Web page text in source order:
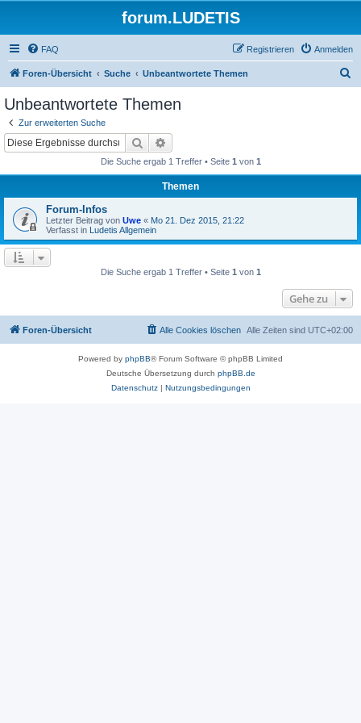
forum.LUDETIS
FAQ Anmelden
Registrieren
Foren-Übersicht Suche Unbeantwortete Themen
Unbeantwortete Themen
Zur erweiterten Suche
Suche
Die Suche ergab 1 Treffer • Seite 1 von 1
Themen
Forum-Infos
Letzter Beitrag von Uwe « Mo 21. Dez 2015, 21:22
Verfasst in Ludetis Allgemein
Die Suche ergab 1 Treffer • Seite 1 von 1
Gehe zu
Foren-Übersicht Alle Zeiten sind UTC+02:00
Alle Cookies löschen
Powered by phpBB® Forum Software © phpBB Limited
Deutsche Übersetzung durch phpBB.de
Datenschutz| Nutzungsbedingungen